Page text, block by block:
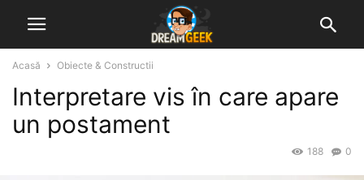
Acasă Obiecte & Constructii
Interpretare vis în care apare
un postament
0
188